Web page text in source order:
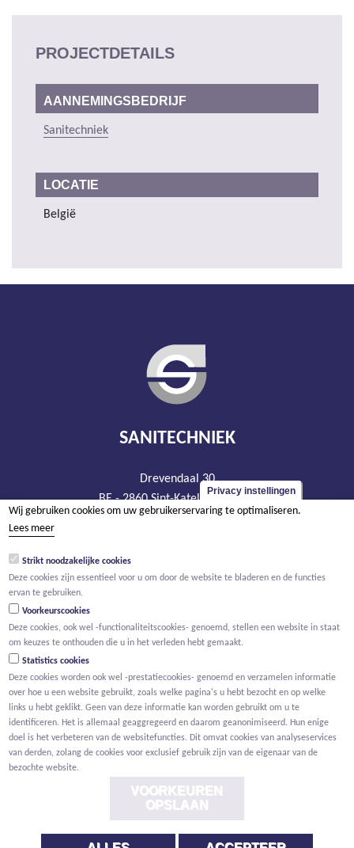
PROJECTDETAILS
AANNEMINGSBEDRIJF
Sanitechniek
LOCATIE
België
SANITECHNIEK
Drevendaal 30
BE - 2860 Sint-Katelijne-Waver
tel +32 15 20 93 44
BTW BE 426.444.365
Privacy instellingen
Wij gebruiken cookies om uw gebruikerservaring te optimaliseren.
Lees meer
Strikt noodzakelijke cookies
Deze cookies zijn essentieel voor u om door de website te bladeren en de functies
ervan te gebruiken.
Voorkeurscookies
Deze cookies, ook wel -functionaliteitscookies- genoemd, stellen een website in staat
om keuzes te onthouden die u in het verleden hebt gemaakt.
Statistics cookies
Deze cookies worden ook wel -prestatiecookies- genoemd en verzamelen informatie
over hoe u een website gebruikt, zoals welke pagina's u hebt bezocht en op welke
links u hebt geklikt. Geen van deze informatie kan worden gebruikt om u te
identificeren. Het is allemaal geaggregeerd en daarom geanonimiseerd. Hun enige
doel is het verbeteren van de websitefuncties. Dit omvat cookies van analyseservices
van derden, zolang de cookies voor exclusief gebruik zijn van de eigenaar van de
bezochte website.
VOORKEUREN
OPSLAAN